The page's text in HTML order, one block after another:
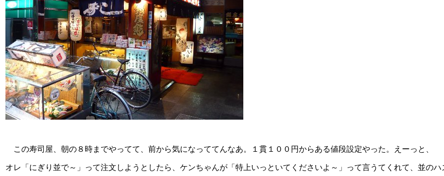
この寿司屋、朝の８時までやってて、前から気になっててんなあ。１貫１００円からある値段設定やった。えーっと、
オレ「にぎり並で～」って注文しようとしたら、ケンちゃんが「特上いっといてくださいよ～」って言うてくれて、並のハ